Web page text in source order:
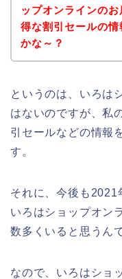
ップオンラインの
得な割引セールの
かな～？
というのは、いろは
はないのですが、私
引セールなどの情報
す。
それに、今後も
いろはショップオン
数多くいると思うん
なので、いろはショ